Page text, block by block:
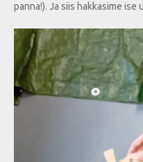
panna!). Ja siis hakkasime ise